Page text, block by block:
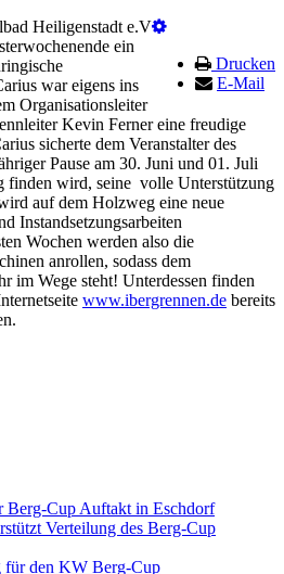
Drucken
E-Mail
Heiligenstadt e.V
ein
war eigens ins
Organisationsleiter
Kevin Ferner eine freudige
sicherte dem Veranstalter des
Pause am 30. Juni und 01. Juli
finden wird, seine volle Unterstützung
auf dem Holzweg eine neue
Instandsetzungsarbeiten
Wochen werden also die
anrollen, sodass dem
im Wege steht! Unterdessen finden
www.ibergrennen.de bereits
Berg-Cup Auftakt in Eschdorf
Verteilung des Berg-Cup
für den KW Berg-Cup